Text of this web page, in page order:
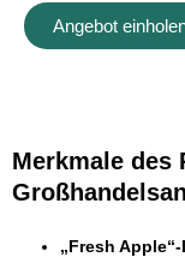
Angebot
Merkmale des
„Fresh